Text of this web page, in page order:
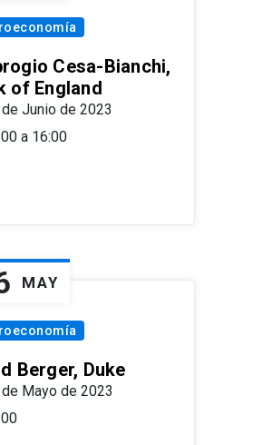
Cesa-Bianchi,
of England
Junio de 2023
a 16:00
MAY
Berger, Duke
Mayo de 2023